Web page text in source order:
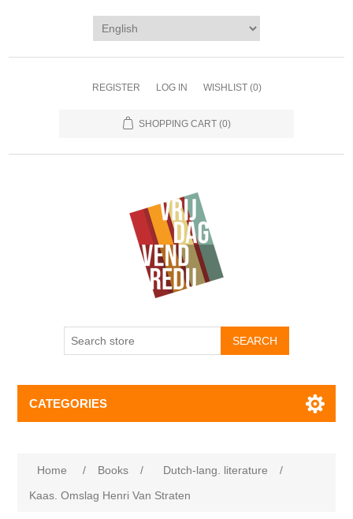
REGISTER LOG IN WISHLIST (0)
SHOPPING CART (0)
CATEGORIES
Home / Books / Dutch-lang. literature
/
Kaas. Omslag Henri Van Straten